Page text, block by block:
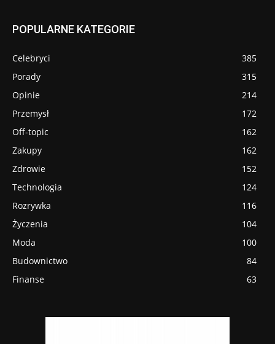
POPULARNE KATEGORIE
Celebryci
385
Porady
315
Opinie
214
Przemysł
172
Off-topic
162
Zakupy
162
Zdrowie
152
Technologia
124
Rozrywka
116
Życzenia
104
Moda
100
Budownictwo
84
Finanse
63